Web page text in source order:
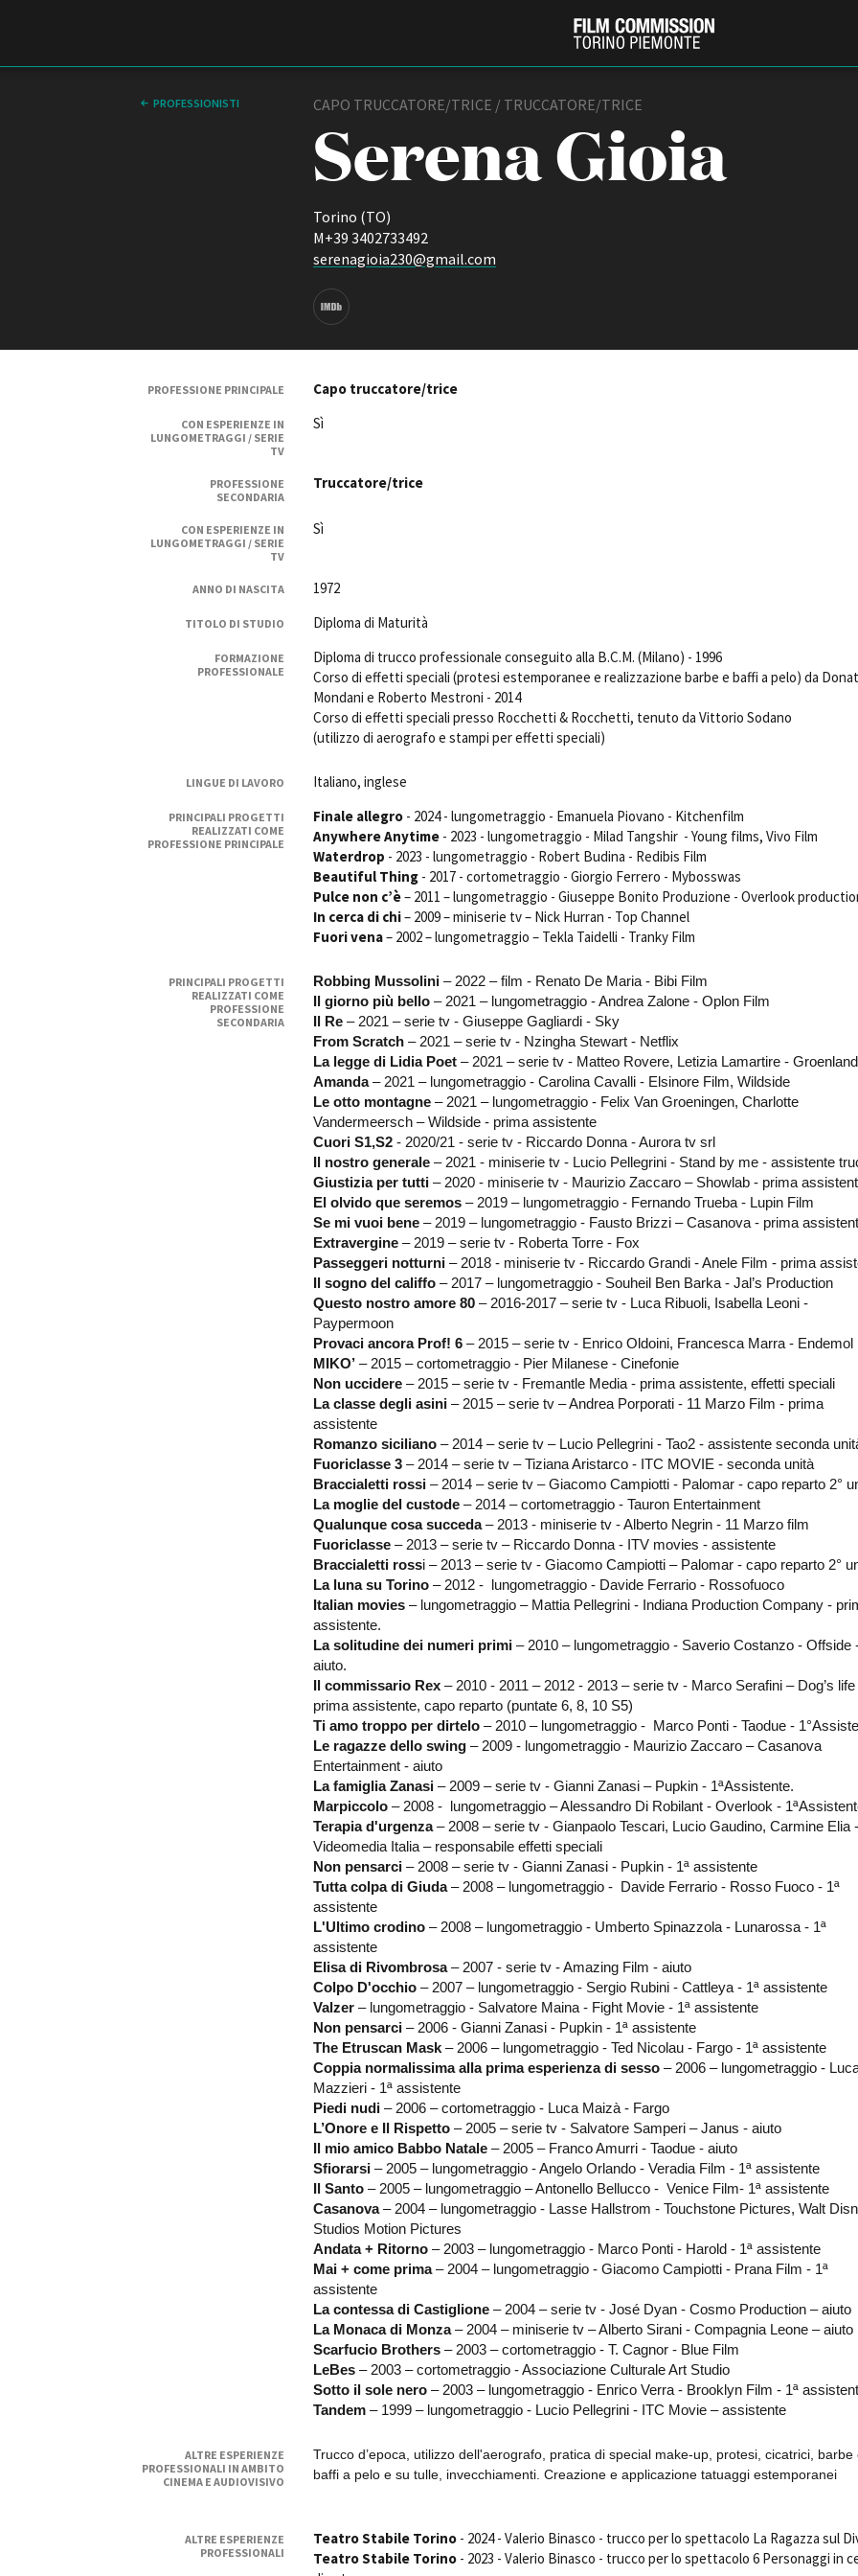
Storia della Fondazione
Partner
Rete regionale
Amministrazione trasparente
Bandi e gare
Sostenibilità ambientale
SERVIZI
Location scouting
Spazi nella sede FCTP
Sala Casting
Sala Paolo Tenna
FILM FUNDS
Piemonte Film Tv Development Fund
Piemonte Doc Film Fund
Short Film Fund
Strutture di servizio
CASTING
Anteprime in Piemonte
TFI Torino Film Industry - Production
Guarda che storia!
La Grazia - Immagini e location della
Torino di Paolo Sorrentino
Open Day
Ciak in TOur!
Amministrazione trasparente Bandi e gare Contatti Privacy Cookie policy Whistleblowing
PROFESSIONISTI CAPO TRUCCATORE/TRICE / TRUCCATORE/TRICE
Serena Gioia
Torino (TO)
M+39 3402733492
serenagioia230@gmail.com
PROFESSIONE PRINCIPALE Capo truccatore/trice
CON ESPERIENZE IN
LUNGOMETRAGGI / SERIE
TV
Sì
PROFESSIONE
SECONDARIA
Truccatore/trice
CON ESPERIENZE IN
LUNGOMETRAGGI / SERIE
TV
Sì
ANNO DI NASCITA 1972
TITOLO DI STUDIO Diploma di Maturità
FORMAZIONE
PROFESSIONALE
Diploma di trucco professionale conseguito alla B.C.M. (Milano) - 1996
Corso di effetti speciali (protesi estemporanee e realizzazione barbe e baffi a pelo) da
Mondani e Roberto Mestroni - 2014
Corso di effetti speciali presso Rocchetti & Rocchetti, tenuto da Vittorio Sodano
(utilizzo di aerografo e stampi per effetti speciali)
LINGUE DI LAVORO Italiano, inglese
PRINCIPALI PROGETTI
REALIZZATI COME
PROFESSIONE PRINCIPALE
Finale allegro- 2024 - lungometraggio - Emanuela Piovano - Kitchenfilm
Anywhere Anytime- 2023 - lungometraggio - Milad Tangshir - Young films, Vivo Film
Waterdrop - 2023 - lungometraggio - Robert Budina - Redibis Film
Beautiful Thing- 2017 - cortometraggio - Giorgio Ferrero - Mybosswas
Pulce non c’è– 2011 – lungometraggio - Giuseppe Bonito Produzione - Overlook
In cerca di chi– 2009 – miniserie tv – Nick Hurran - Top Channel
Fuori vena– 2002 – lungometraggio – Tekla Taidelli - Tranky Film
PRINCIPALI PROGETTI
REALIZZATI COME
PROFESSIONE
SECONDARIA
Robbing Mussolini– 2022 – film - Renato De Maria - Bibi Film
Il giorno più bello– 2021 – lungometraggio - Andrea Zalone - Oplon Film
Il Re– 2021 – serie tv - Giuseppe Gagliardi - Sky
From Scratch– 2021 – serie tv - Nzingha Stewart - Netflix
La legge di Lidia Poet– 2021 – serie tv - Matteo Rovere, Letizia Lamartire -
Amanda– 2021 – lungometraggio - Carolina Cavalli - Elsinore Film, Wildside
Le otto montagne– 2021 – lungometraggio - Felix Van Groeningen, Charlotte
Vandermeersch – Wildside - prima assistente
Cuori S1,S2- 2020/21 - serie tv - Riccardo Donna - Aurora tv srl
Il nostro generale– 2021 - miniserie tv - Lucio Pellegrini - Stand by me - assistente
Giustizia per tutti– 2020 - miniserie tv - Maurizio Zaccaro – Showlab - prima
El olvido que seremos– 2019 – lungometraggio - Fernando Trueba - Lupin Film
Se mi vuoi bene– 2019 – lungometraggio - Fausto Brizzi – Casanova - prima
Extravergine– 2019 – serie tv - Roberta Torre - Fox
Passeggeri notturni– 2018 - miniserie tv - Riccardo Grandi - Anele Film - prima
Il sogno del califfo– 2017 – lungometraggio - Souheil Ben Barka - Jal’s Production
Questo nostro amore 80– 2016-2017 – serie tv - Luca Ribuoli, Isabella Leoni -
Paypermoon
Provaci ancora Prof! 6– 2015 – serie tv - Enrico Oldoini, Francesca Marra - Endemol
MIKO’– 2015 – cortometraggio - Pier Milanese - Cinefonie
Non uccidere– 2015 – serie tv - Fremantle Media - prima assistente, effetti speciali
La classe degli asini– 2015 – serie tv – Andrea Porporati - 11 Marzo Film - prima
assistente
Romanzo siciliano– 2014 – serie tv – Lucio Pellegrini - Tao2 - assistente seconda
Fuoriclasse 3 – 2014 – serie tv – Tiziana Aristarco - ITC MOVIE - seconda unità
Braccialetti rossi– 2014 – serie tv – Giacomo Campiotti - Palomar - capo reparto 2°
La moglie del custode– 2014 – cortometraggio - Tauron Entertainment
Qualunque cosa succeda– 2013 - miniserie tv - Alberto Negrin - 11 Marzo film
Fuoriclasse– 2013 – serie tv – Riccardo Donna - ITV movies - assistente
Braccialetti rossi – 2013 – serie tv - Giacomo Campiotti – Palomar - capo reparto 2°
La luna su Torino– 2012 - lungometraggio - Davide Ferrario - Rossofuoco
Italian movies– lungometraggio – Mattia Pellegrini - Indiana Production Company -
assistente.
La solitudine dei numeri primi– 2010 – lungometraggio - Saverio Costanzo - Offside
aiuto.
Il commissario Rex– 2010 - 2011 – 2012 - 2013 – serie tv - Marco Serafini – Dog’s life
prima assistente, capo reparto (puntate 6, 8, 10 S5)
Ti amo troppo per dirtelo– 2010 – lungometraggio - Marco Ponti - Taodue -
Le ragazze dello swing– 2009 - lungometraggio - Maurizio Zaccaro – Casanova
Entertainment - aiuto
La famiglia Zanasi– 2009 – serie tv - Gianni Zanasi – Pupkin - 1ªAssistente.
Marpiccolo– 2008 - lungometraggio – Alessandro Di Robilant - Overlook -
Terapia d'urgenza– 2008 – serie tv - Gianpaolo Tescari, Lucio Gaudino, Carmine Elia -
Videomedia Italia – responsabile effetti speciali
Non pensarci– 2008 – serie tv - Gianni Zanasi - Pupkin - 1ª assistente
Tutta colpa di Giuda– 2008 – lungometraggio - Davide Ferrario - Rosso Fuoco - 1ª
assistente
L'Ultimo crodino– 2008 – lungometraggio - Umberto Spinazzola - Lunarossa - 1ª
assistente
Elisa di Rivombrosa– 2007 - serie tv - Amazing Film - aiuto
Colpo D'occhio– 2007 – lungometraggio - Sergio Rubini - Cattleya - 1ª assistente
Valzer– lungometraggio - Salvatore Maina - Fight Movie - 1ª assistente
Non pensarci– 2006 - Gianni Zanasi - Pupkin - 1ª assistente
The Etruscan Mask– 2006 – lungometraggio - Ted Nicolau - Fargo - 1ª assistente
Coppia normalissima alla prima esperienza di sesso– 2006 – lungometraggio -
Mazzieri - 1ª assistente
Piedi nudi– 2006 – cortometraggio - Luca Maizà - Fargo
L’Onore e Il Rispetto– 2005 – serie tv - Salvatore Samperi – Janus - aiuto
Il mio amico Babbo Natale– 2005 – Franco Amurri - Taodue - aiuto
Sfiorarsi– 2005 – lungometraggio - Angelo Orlando - Veradia Film - 1ª assistente
Il Santo– 2005 – lungometraggio – Antonello Bellucco - Venice Film- 1ª assistente
Casanova– 2004 – lungometraggio - Lasse Hallstrom - Touchstone Pictures, Walt
Studios Motion Pictures
Andata + Ritorno– 2003 – lungometraggio - Marco Ponti - Harold - 1ª assistente
Mai + come prima– 2004 – lungometraggio - Giacomo Campiotti - Prana Film - 1ª
assistente
La contessa di Castiglione– 2004 – serie tv - José Dyan - Cosmo Production – aiuto
La Monaca di Monza– 2004 – miniserie tv – Alberto Sirani - Compagnia Leone – aiuto
Scarfucio Brothers– 2003 – cortometraggio - T. Cagnor - Blue Film
LeBes– 2003 – cortometraggio - Associazione Culturale Art Studio
Sotto il sole nero– 2003 – lungometraggio - Enrico Verra - Brooklyn Film - 1ª
Tandem– 1999 – lungometraggio - Lucio Pellegrini - ITC Movie – assistente
ALTRE ESPERIENZE
PROFESSIONALI IN AMBITO
CINEMA E AUDIOVISIVO
Trucco d’epoca, utilizzo dell'aerografo, pratica di special make-up, protesi, cicatrici, barbe
baffi a pelo e su tulle, invecchiamenti. Creazione e applicazione tatuaggi estemporanei
ALTRE ESPERIENZE
PROFESSIONALI
Teatro Stabile Torino- 2024 - Valerio Binasco - trucco per lo spettacolo La Ragazza sul
Teatro Stabile Torino- 2023 - Valerio Binasco - trucco per lo spettacolo 6 Personaggi in